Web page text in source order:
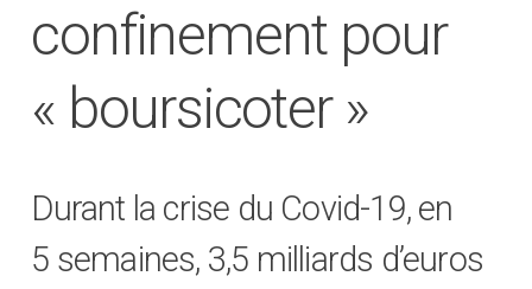
confinement pour
« boursicoter »
Durant la crise du Covid-19, en
5 semaines, 3,5 milliards d’euros